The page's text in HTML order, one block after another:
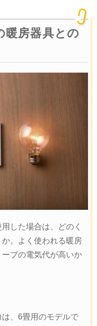
暖房器具との
した場合は、どのく
。よく使われる暖房
ブの電気代が高いか
、6畳用のモデルで